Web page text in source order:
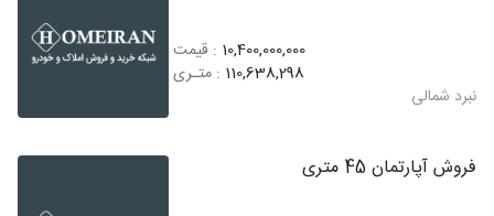
10,400,000,000 : قیمت
110,638,298 : متـری
نبرد شمالی
فروش آپارتمان 45 متری